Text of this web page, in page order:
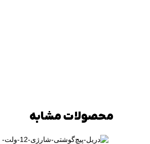
محصولات مشابه